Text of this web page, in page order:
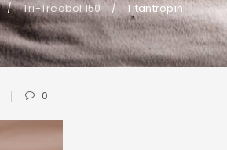
/ Tri-Treabol 150 / Titantropin
0